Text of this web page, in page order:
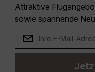
Attraktive
sowie spannende